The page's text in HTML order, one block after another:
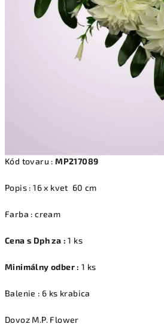
Kód tovaru :MP217089
Popis : 16 x kvet 60 cm
Farba : cream
Cena s Dph za : 1 ks
Minimálny odber : 1 ks
Balenie : 6 ks krabica
Dovoz M.P. Flower